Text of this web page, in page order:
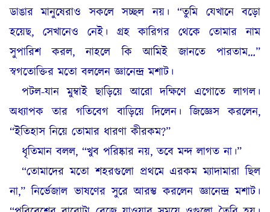
ডাঙার মানুষেরাও সকলে সচ্ছল নয়। “তুমি যেখানে বড়ো
হয়েছ, সেখানেও নেই। গ্রহ কারিগর থেকে তোমার নাম
সুপারিশ করল, নাহলে কি আমিই জানতে পারতাম…”
স্বগতোক্তির মতো বললেন জ্ঞানেন্দ্র মশাট।
পটল-যান মুম্বাই ছাড়িয়ে আরো দক্ষিণে এগোতে লাগল।
অধ্যাপক তার গতিবেগ বাড়িয়ে দিলেন। জিজ্ঞেস করলেন,
“ইতিহাস নিয়ে তোমার ধারণা কীরকম?”
ধৃতিমান বলল, “খুব পরিষ্কার নয়, তবে মন্দ লাগত না।”
“তোমাদের মতো শহরগুলো প্রথমে এরকম ম্যাদামারা ছিল
না,” নির্ভেজাল ভাষণের সুরে আরম্ভ করলেন জ্ঞানেন্দ্র মশাট।